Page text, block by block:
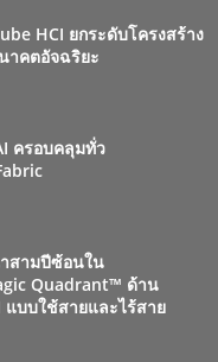
HCI ยกระดับโครงสร้าง
าคตอัจฉริยะ
ครอบคลุมทั่ว
สามปีซ้อนใน
Quadrant™ ด้าน
แบบใช้สายและไร้สาย